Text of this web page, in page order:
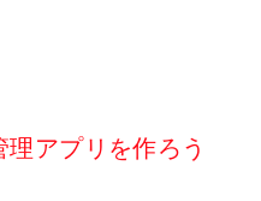
理アプリを作ろう